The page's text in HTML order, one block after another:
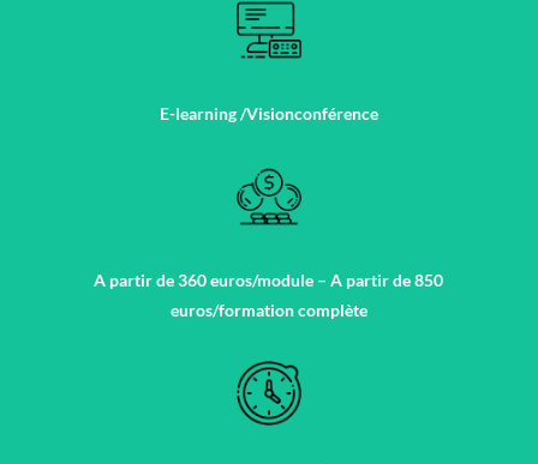
E-learning /Visionconférence
A partir de 360 euros/module – A partir de 850
euros/formation complète